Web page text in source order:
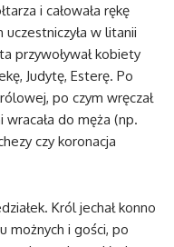
i całowała rękę
w litanii
przywoływał kobiety
Judytę, Esterę. Po
po czym wręczał
do męża (np.
czy koronacja
Król jechał konno
możnych i gości, po